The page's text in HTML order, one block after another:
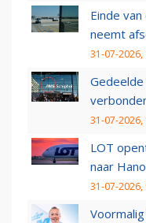
Einde
neemt
31-07-2026,
31-07-2026,
LOT
naar
31-07-2026,